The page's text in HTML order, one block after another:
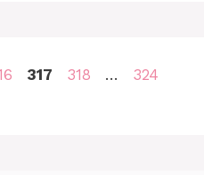
Page
317 Page
318 … Page
324